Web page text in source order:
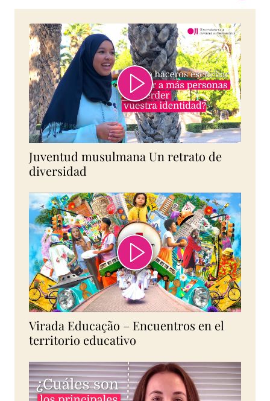
Juventud musulmana Un retrato de
diversidad
Virada Educação – Encuentros en el
territorio educativo